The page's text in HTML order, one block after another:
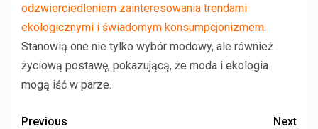
odzwierciedleniem zainteresowania trendami
ekologicznymi i świadomym konsumpcjonizmem.
Stanowią one nie tylko wybór modowy, ale również
życiową postawę, pokazującą, że moda i ekologia
mogą iść w parze.
Previous
Next